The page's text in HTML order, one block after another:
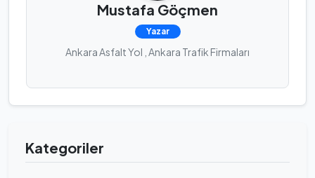
Mustafa Göçmen
Yazar
Ankara Asfalt Yol , Ankara Trafik Firmaları
Kategoriler